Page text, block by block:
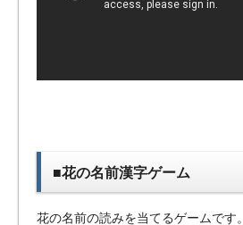
■花の名前漢字ゲーム
花の名前の読みを当てるゲームです。